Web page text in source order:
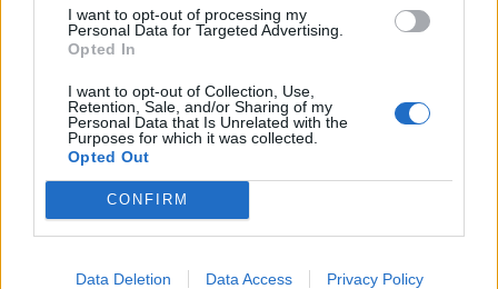
I want to opt-out of processing my
Personal Data for Targeted Advertising.
Opted In
I want to opt-out of Collection, Use,
Retention, Sale, and/or Sharing of my
Personal Data that Is Unrelated with the
Purposes for which it was collected.
Opted Out
CONFIRM
Data Deletion Data Access Privacy Policy
13. rész
Woody Allen megosztó zsenialitása
A világ legismertebb ruhái